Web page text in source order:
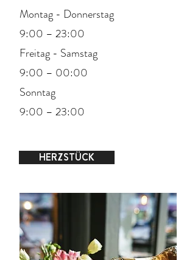
Montag - Donnerstag
9:00 – 23:00
Freitag - Samstag
9:00 – 00:00
Sonntag
9:00 – 23:00
HERZSTÜCK